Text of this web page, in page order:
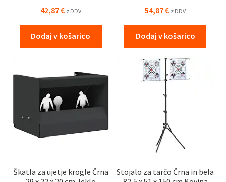
42,87€ z DDV
Dodaj v košarico
54,87€ z DDV
Dodaj v košarico
Škatla za ujetje krogle Črna
Stojalo za tarčo Črna in bela